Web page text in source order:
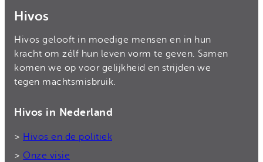
Hivos
Hivos gelooft in moedige mensen en in hun
kracht om zélf hun leven vorm te geven. Samen
komen we op voor gelijkheid en strijden we
tegen machtsmisbruik.
Hivos in Nederland
> Hivos en de politiek
> Onze visie